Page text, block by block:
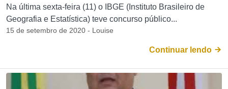
Na última sexta-feira (11) o IBGE (Instituto Brasileiro de
Geografia e Estatística) teve concurso público...
15 de setembro de 2020 - Louise
Continuar lendo